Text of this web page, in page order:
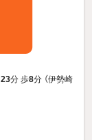
23分 歩8分 （伊勢崎